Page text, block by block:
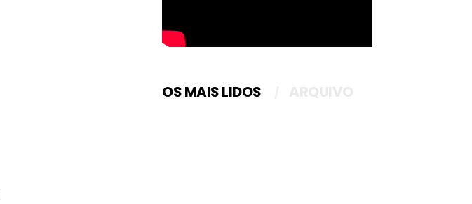
OS MAIS LIDOS